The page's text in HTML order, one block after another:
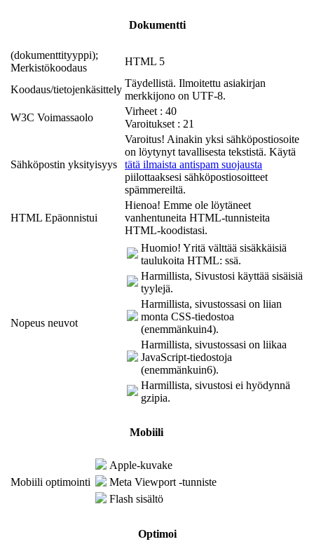
Dokumentti
(dokumenttityyppi);
Merkistökoodaus
HTML 5
Koodaus/tietojenkäsittely
Täydellistä. Ilmoitettu asiakirjan
merkkijono on UTF-8.
W3C Voimassaolo
Virheet : 40
Varoitukset : 21
Sähköpostin yksityisyys
Varoitus! Ainakin yksi sähköpostiosoite
on löytynyt tavallisesta tekstistä. Käytä
tätä ilmaista antispam suojausta
piilottaaksesi sähköpostiosoitteet
spämmereiltä.
HTML Epäonnistui
Hienoa! Emme ole löytäneet
vanhentuneita HTML-tunnisteita
HTML-koodistasi.
Nopeus neuvot
Huomio! Yritä välttää sisäkkäisiä
taulukoita HTML: ssä.
Harmillista, Sivustosi käyttää sisäisiä
tyylejä.
Harmillista, sivustossasi on liian
monta CSS-tiedostoa
(enemmänkuin4).
Harmillista, sivustossasi on liikaa
JavaScript-tiedostoja
(enemmänkuin6).
Harmillista, sivustosi ei hyödynnä
gzipia.
Mobiili
Mobiili optimointi
Apple-kuvake
Meta Viewport -tunniste
Flash sisältö
Optimoi